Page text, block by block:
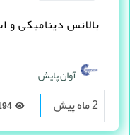
بالانس دینامیکی و
آوان پایش
2 ماه پیش